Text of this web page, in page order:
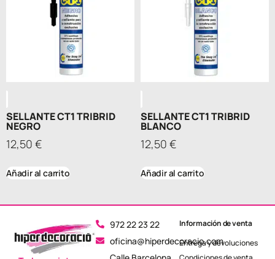
SELLANTE CT1 TRIBRID
NEGRO
12,50 €
Añadir al carrito
SELLANTE CT1 TRIBRID
BLANCO
12,50 €
Añadir al carrito
972 22 23 22
oficina@hiperdecoracio.com
Información de venta
Entrega y devoluciones